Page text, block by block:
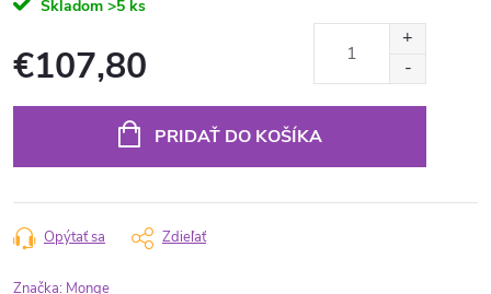
Skladom >5 ks
€107,80
PRIDAŤ DO KOŠÍKA
Opýtať sa Zdieľať
Značka: Monge